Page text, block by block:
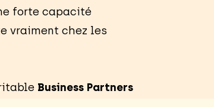
forte capacité
vraiment chez les
Business Partners